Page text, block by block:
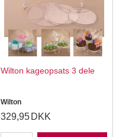
Wilton kageopsats 3 dele
Wilton
329,95 DKK